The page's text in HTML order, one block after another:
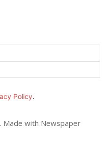
Policy.
Made with Newspaper